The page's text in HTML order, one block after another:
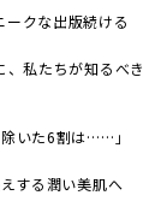
クな出版続ける
、私たちが知るべき
いた6割は……」
する潤い美肌へ